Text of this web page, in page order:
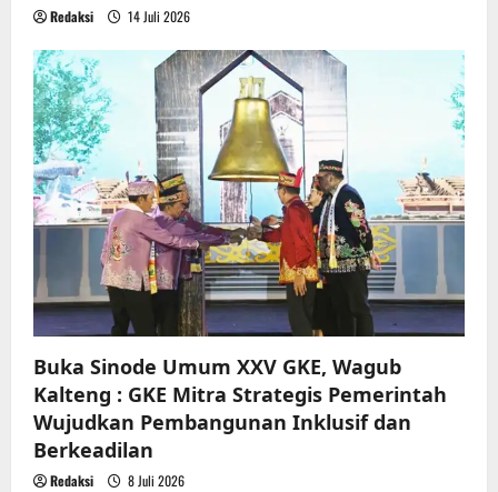
Redaksi 14 Juli 2026
Buka Sinode Umum XXV GKE, Wagub
Kalteng : GKE Mitra Strategis Pemerintah
Wujudkan Pembangunan Inklusif dan
Berkeadilan
Redaksi 8 Juli 2026